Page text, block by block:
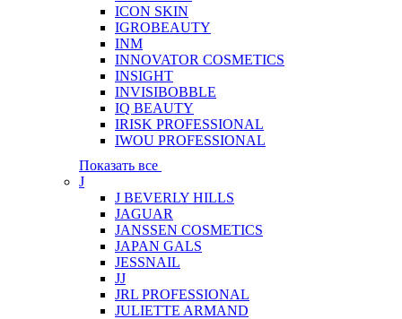
ICON SKIN
IGROBEAUTY
INM
INNOVATOR COSMETICS
INSIGHT
INVISIBOBBLE
IQ BEAUTY
IRISK PROFESSIONAL
IWOU PROFESSIONAL
Показать все
J
J BEVERLY HILLS
JAGUAR
JANSSEN COSMETICS
JAPAN GALS
JESSNAIL
JJ
JRL PROFESSIONAL
JULIETTE ARMAND